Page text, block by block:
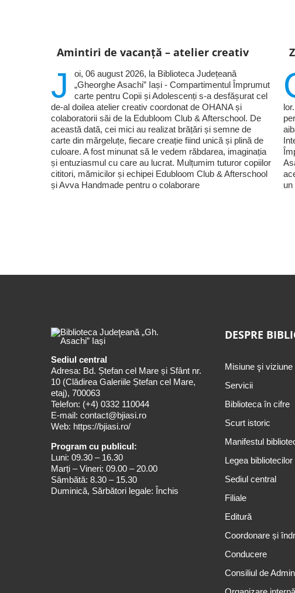
Amintiri de vacanță – atelier creativ
J
oi, 06 august 2026, la Biblioteca Județeană
„Gheorghe Asachi” Iași - Compartimentul Împrumut
carte pentru Copii și Adolescenți s-a desfășurat cel
de-al doilea atelier creativ coordonat de OHANA și
colaboratorii săi de la Edubloom Club & Afterschool. De
această dată, cei mici au realizat brățări și semne de
carte din mărgeluțe, fiecare creație fiind unică și plină de
culoare. A fost minunat să le vedem răbdarea, imaginația
și entuziasmul cu care au lucrat. Mulțumim tuturor copiilor
cititori, mămicilor și echipei Edubloom Club & Afterschool
și Avva Handmade pentru o colaborare
Sediul central
Adresa: Bd. Ștefan cel Mare și Sfânt nr.
10 (Clădirea Galeriile Ștefan cel Mare,
etaj), 700063
Telefon: (+4) 0332 110044
E-mail: contact@bjiasi.ro
Web: https://bjiasi.ro/
Program cu publicul:
Luni: 09.30 – 16.30
Marți – Vineri: 09.00 – 20.00
Sâmbătă: 8.30 – 15.30
Duminică, Sărbători legale: Închis
DESPRE
Misiune şi viziune
Servicii
Biblioteca în cifre
Scurt istoric
Manifestul
Legea bibliotecilor
Sediul central
Filiale
Editură
Coordonare și
Conducere
Consiliul de